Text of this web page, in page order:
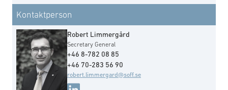
Kontaktperson
Robert Limmergård
Secretary General
+46 8-782 08 85
+46 70-283 56 90
robert.limmergard@soff.se